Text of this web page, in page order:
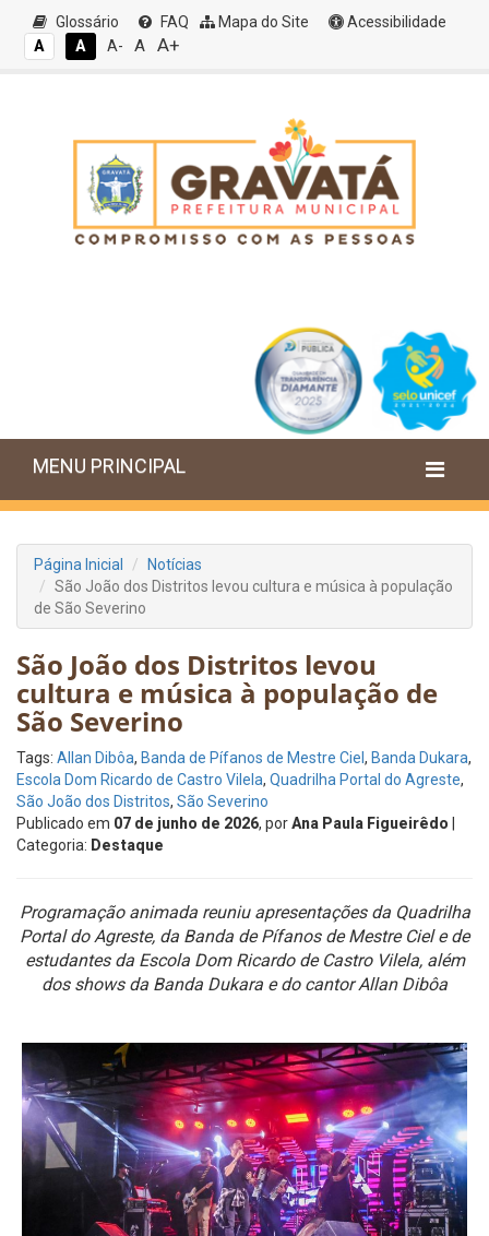
Glossário FAQ Mapa do Site
Acessibilidade
A
A A- A A+
MENU PRINCIPAL
Página Inicial
Notícias
São João dos Distritos levou cultura e música à população
de São Severino
São João dos Distritos levou
cultura e música à população de
São Severino
Tags: Allan Dibôa, Banda de Pífanos de Mestre Ciel , Banda Dukara,
Escola Dom Ricardo de Castro Vilela, Quadrilha Portal do Agreste,
São João dos Distritos, São Severino
Publicado em 07 de junho de 2026, porAna Paula Figueirêdo
Categoria: Destaque
Programação animada reuniu apresentações da Quadrilha
Portal do Agreste, da Banda de Pífanos de Mestre Ciel e de
estudantes da Escola Dom Ricardo de Castro Vilela, além
dos shows da Banda Dukara e do cantor Allan Dibôa